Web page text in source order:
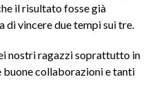
il risultato fosse già
di vincere due tempi sui tre.
nostri ragazzi soprattutto in
buone collaborazioni e tanti